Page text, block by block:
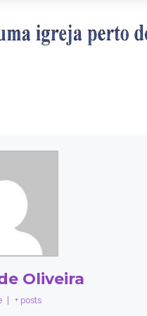
Oliveira
+ posts